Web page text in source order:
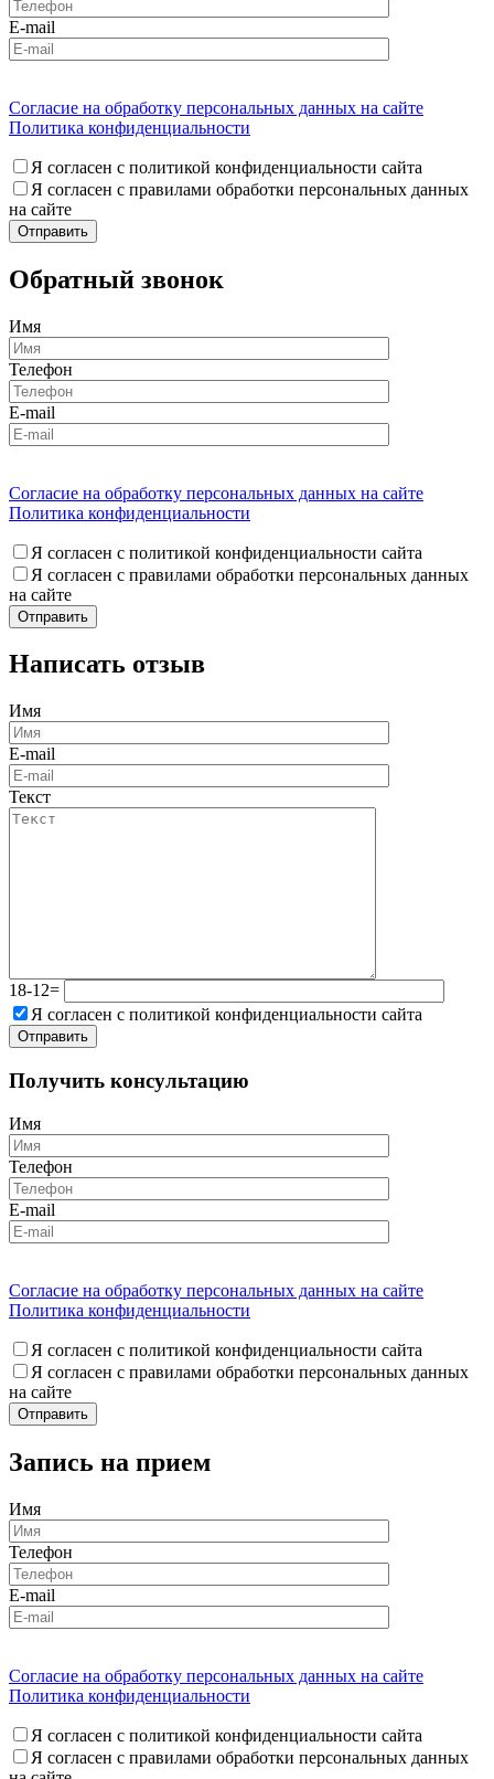
E-mail
Согласие на обработку персональных данных на сайте
Политика конфиденциальности
Я согласен с политикой конфиденциальности сайта
Я согласен с правилами обработки персональных данных
на сайте
Обратный звонок
Имя
Телефон
E-mail
Согласие на обработку персональных данных на сайте
Политика конфиденциальности
Я согласен с политикой конфиденциальности сайта
Я согласен с правилами обработки персональных данных
на сайте
Написать отзыв
Имя
E-mail
Текст
18-12=
Я согласен с политикой конфиденциальности сайта
Получить консультацию
Имя
Телефон
E-mail
Согласие на обработку персональных данных на сайте
Политика конфиденциальности
Я согласен с политикой конфиденциальности сайта
Я согласен с правилами обработки персональных данных
на сайте
Запись на прием
Имя
Телефон
E-mail
Согласие на обработку персональных данных на сайте
Политика конфиденциальности
Я согласен с политикой конфиденциальности сайта
Я согласен с правилами обработки персональных данных